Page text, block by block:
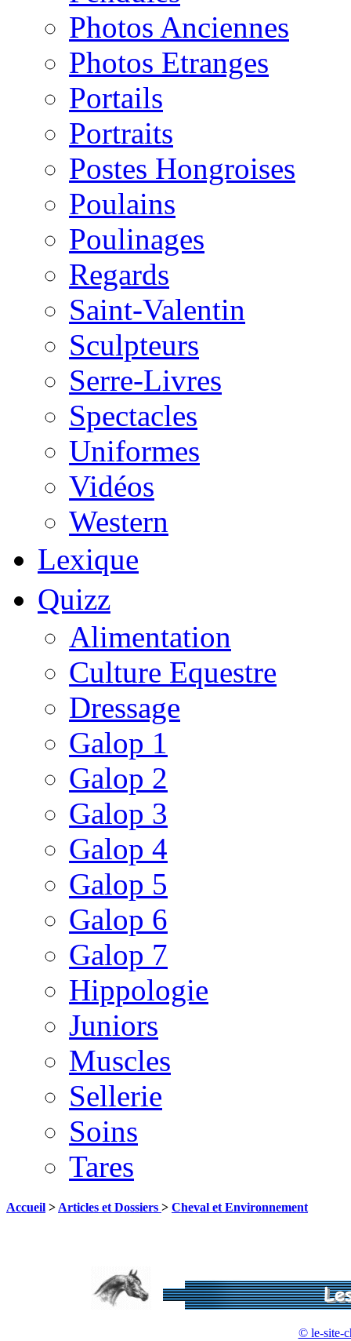
Photos Anciennes
Photos Etranges
Portails
Portraits
Postes Hongroises
Poulains
Poulinages
Regards
Saint-Valentin
Sculpteurs
Serre-Livres
Spectacles
Uniformes
Vidéos
Western
Lexique
Quizz
Alimentation
Culture Equestre
Dressage
Galop 1
Galop 2
Galop 3
Galop 4
Galop 5
Galop 6
Galop 7
Hippologie
Juniors
Muscles
Sellerie
Soins
Tares
Accueil > Articles et Dossiers > Cheval et Environnement
© le-site-